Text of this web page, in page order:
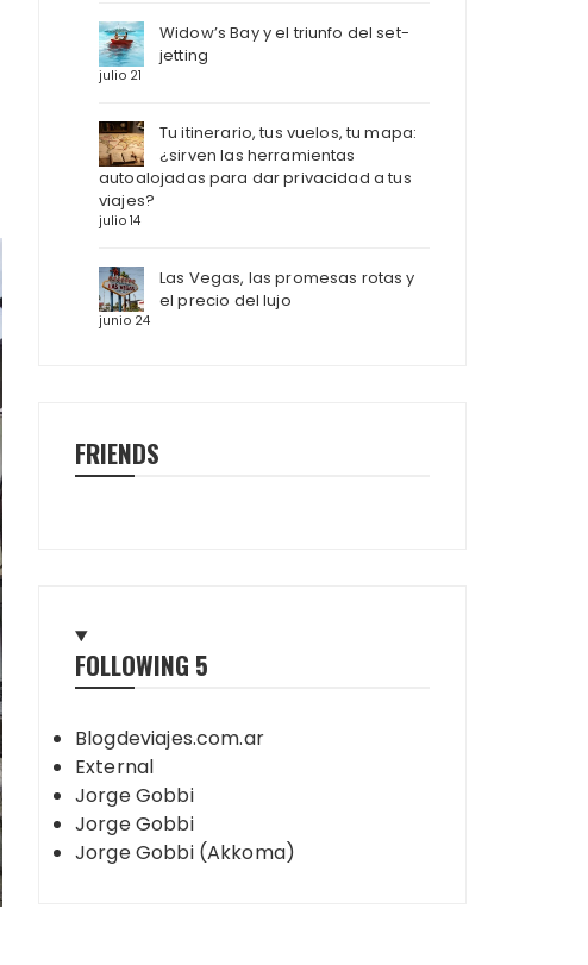
Widow’s Bay y el triunfo del set-
jetting
julio 21
Tu itinerario, tus vuelos, tu mapa:
¿sirven las herramientas
autoalojadas para dar privacidad a tus
viajes?
julio 14
Las Vegas, las promesas rotas y
el precio del lujo
junio 24
FRIENDS
FOLLOWING 5
Blogdeviajes.com.ar
External
Jorge Gobbi
Jorge Gobbi
Jorge Gobbi (Akkoma)